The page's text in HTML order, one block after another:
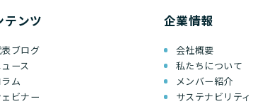
テンツ
ブログ
ース
ラム
ェビナー
企業情報
会社概要
私たちについて
メンバー紹介
サステナビリティ